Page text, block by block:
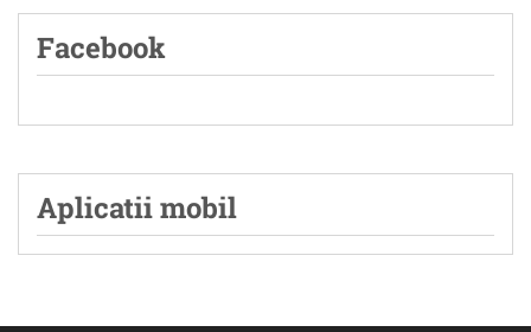
Facebook
Aplicatii mobil